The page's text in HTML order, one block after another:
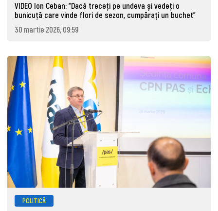
VIDEO Ion Ceban: "Dacă treceți pe undeva și vedeți o
bunicuță care vinde flori de sezon, cumpărați un buchet"
30 martie 2026, 09:59
POLITICĂ